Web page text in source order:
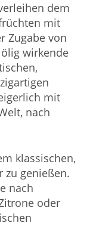
dem
mit
Zugabe von
wirkende
mit
nach
klassischen,
zu genießen.
nach
oder